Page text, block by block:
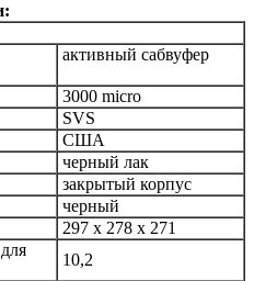
активный сабвуфер
3000 micro
SVS
США
черный лак
закрытый корпус
черный
297 x 278 x 271
10,2